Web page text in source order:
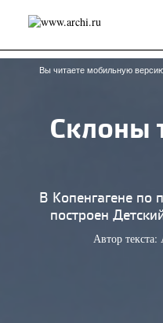
Россия Мир Технологии
Проекты
Конкурсы
send.project Анонсы
Дизайн
Иностранцы в
Наследие
Вы читаете мобильную
Склоны
В Копенгагене по
построен
Автор текста: